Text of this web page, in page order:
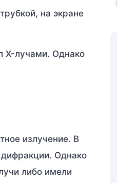
на экране
X-лучами. Однако
излучение. В
Однако
либо имели